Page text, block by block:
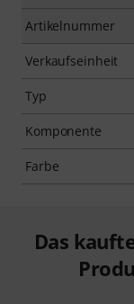
Artikelnummer
Verkaufseinheit
Typ
Komponente
Farbe
Das